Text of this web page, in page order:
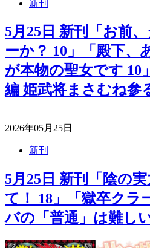
新刊
5月25日 新刊「お前
ーか？ 10」「殿下、
が本物の聖女です 10
編 姫武将まさむね参
2026年05月25日
新刊
5月25日 新刊「陰の
て！ 18」「獄卒クラ
バの「普通」は難し